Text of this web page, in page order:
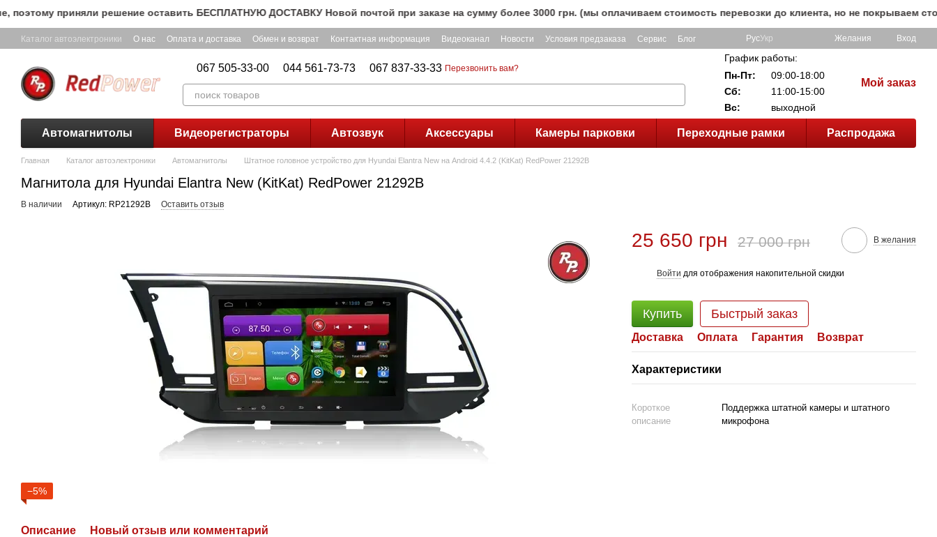
Перейти к основному контенту
приняли решение оставить БЕСПЛАТНУЮ ДОСТАВКУ Новой почтой при заказе на сумму более 3000 грн. (мы оплачиваем стоимость перевозки до клиента, но не покрываем
Каталог автоэлектроники О нас Оплата и доставка Обмен и возврат Контактная информация Видеоканал Новости Условия предзаказа Сервис Блог РусУкр Желания Вход
067 505-33-00 044 561-73-73 067 837-33-33 Перезвонить вам?
График работы:
Пн-Пт:
09:00-18:00
Сб:
11:00-15:00
Вс:
выходной
Мой заказ
Автомагнитолы Видеорегистраторы Автозвук Аксессуары Камеры парковки Переходные рамки Распродажа
Главная Каталог автоэлектроники Автомагнитолы Штатное головное устройство для Hyundai Elantra New на Android 4.4.2 (KitKat) RedPower 21292B
Магнитола для Hyundai Elantra New (KitKat) RedPower 21292B
В наличии Артикул: RP21292B Оставить отзыв
−5%
Описание Новый отзыв или комментарий
25 650 грн 27 000 грн В желания
Войти для отображения накопительной скидки
Купить Быстрый заказ
Доставка Оплата Гарантия Возврат
Характеристики
Короткое
описание
Поддержка штатной камеры и штатного
микрофона